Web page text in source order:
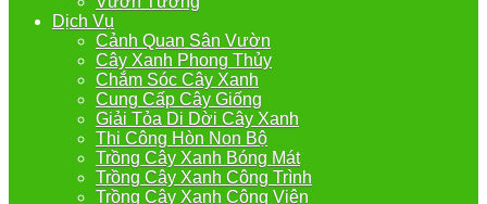
Dịch Vụ
Cảnh Quan Sân Vườn
Cây Xanh Phong Thủy
Chắm Sóc Cây Xanh
Cung Cấp Cây Giống
Giải Tỏa Di Dời Cây Xanh
Thi Công Hòn Non Bộ
Trồng Cây Xanh Bóng Mát
Trồng Cây Xanh Công Trình
Trồng Cây Xanh Công Viên